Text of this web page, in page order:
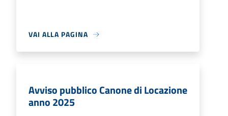
VAI ALLA PAGINA
Avviso pubblico Canone di Locazione
anno 2025